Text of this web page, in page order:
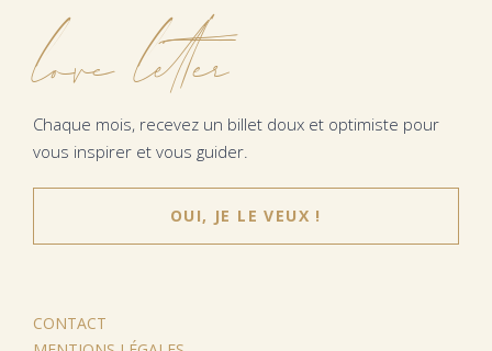
love letter
Chaque mois, recevez un billet doux et optimiste pour
vous inspirer et vous guider.
OUI, JE LE VEUX !
CONTACT